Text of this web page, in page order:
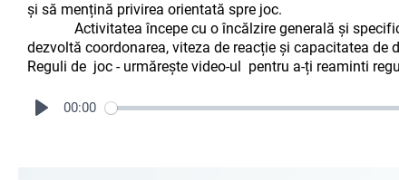
și să mențină privirea orientată spre joc.
Activitatea începe cu o încălzire generală și specifică,
dezvoltă coordonarea, viteza de reacție și capacitatea de
Reguli de joc - urmărește video-ul pentru a-ți reaminti
00:00